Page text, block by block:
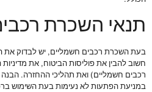
תנאי השכרת
בעת השכרת רכבים חשמליים, יש לבדוק את
חשוב להבין את פוליסות הביטוח, את
רכבים חשמליים) ואת תהליכי ההחזרה.
במניעת הפתעות לא נעימות בעת השימוש